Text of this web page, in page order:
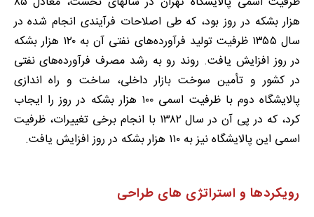
هزار بشکه در روز بود، که طی اصلاحات فرآیندی انجام شده در
سال ١٣۵۵ ظرفیت تولید فرآورده‌های نفتی آن به ۱۲۰ هزار بشکه
در روز افزایش یافت. روند رو به رشد مصرف فرآورده‌های نفتی
در کشور و تأمین سوخت بازار داخلی، ساخت و راه اندازی
پالایشگاه دوم با ظرفیت اسمی ۱۰۰ هزار بشکه در روز را ایجاب
کرد، که در پی آن در سال ۱۳۸۲ با انجام برخی تغییرات، ظرفیت
اسمی این پالایشگاه نیز به ۱۱۰ هزار بشکه در روز افزایش یافت.
رویکردها و استراتژی های طراحی